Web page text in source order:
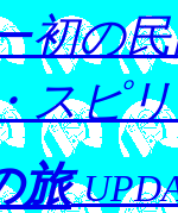
初の
スピ
旅